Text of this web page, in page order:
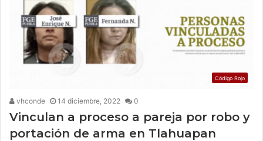
Código Rojo
vhconde 14 diciembre, 2022 0
Vinculan a proceso a pareja por robo y
portación de arma en Tlahuapan